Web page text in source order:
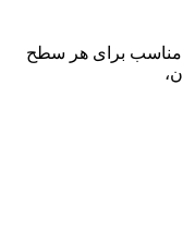
مناسب برای هر سطح